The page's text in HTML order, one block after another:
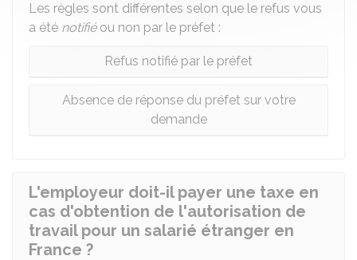
Les règles sont différentes selon que le refus vous
a été notifiéou non par le préfet :
Refus notifié par le préfet
Absence de réponse du préfet sur votre
demande
L'employeur doit-il payer une taxe en
cas d'obtention de l'autorisation de
travail pour un salarié étranger en
France ?